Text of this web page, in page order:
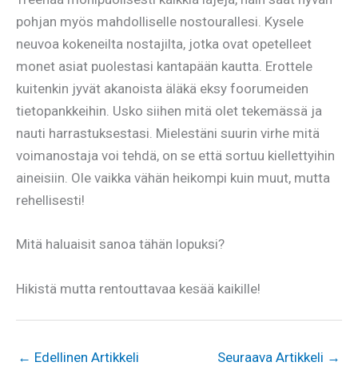
pohjan myös mahdolliselle nostourallesi. Kysele
neuvoa kokeneilta nostajilta, jotka ovat opetelleet
monet asiat puolestasi kantapään kautta. Erottele
kuitenkin jyvät akanoista äläkä eksy foorumeiden
tietopankkeihin. Usko siihen mitä olet tekemässä ja
nauti harrastuksestasi. Mielestäni suurin virhe mitä
voimanostaja voi tehdä, on se että sortuu kiellettyihin
aineisiin. Ole vaikka vähän heikompi kuin muut, mutta
rehellisesti!
Mitä haluaisit sanoa tähän lopuksi?
Hikistä mutta rentouttavaa kesää kaikille!
← Edellinen Artikkeli Seuraava Artikkeli →